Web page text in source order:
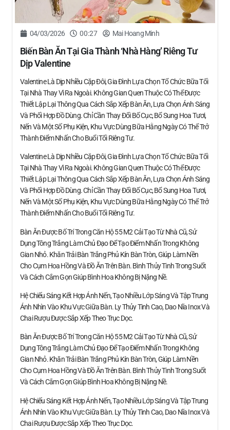
04/03/2026 00:27 Mai Hoang Minh
Biến Bàn Ăn Tại Gia Thành ‘nhà Hàng’ Riêng Tư
Dịp Valentine
Valentine Là Dịp Nhiều Cặp Đôi, Gia Đình Lựa Chọn Tổ Chức Bữa Tối
Tại Nhà Thay Vì Ra Ngoài. Không Gian Quen Thuộc Có Thể Được
Thiết Lập Lại Thông Qua Cách Sắp Xếp Bàn Ăn, Lựa Chọn Ánh Sáng
Và Phối Hợp Đồ Dùng. Chỉ Cần Thay Đổi Bố Cục, Bổ Sung Hoa Tươi,
Nến Và Một Số Phụ Kiện, Khu Vực Dùng Bữa Hằng Ngày Có Thể Trở
Thành Điểm Nhấn Cho Buổi Tối Riêng Tư.
Valentine Là Dịp Nhiều Cặp Đôi, Gia Đình Lựa Chọn Tổ Chức Bữa Tối
Tại Nhà Thay Vì Ra Ngoài. Không Gian Quen Thuộc Có Thể Được
Thiết Lập Lại Thông Qua Cách Sắp Xếp Bàn Ăn, Lựa Chọn Ánh Sáng
Và Phối Hợp Đồ Dùng. Chỉ Cần Thay Đổi Bố Cục, Bổ Sung Hoa Tươi,
Nến Và Một Số Phụ Kiện, Khu Vực Dùng Bữa Hằng Ngày Có Thể Trở
Thành Điểm Nhấn Cho Buổi Tối Riêng Tư.
Bàn Ăn Được Bố Trí Trong Căn Hộ 55 M2 Cải Tạo Từ Nhà Cũ, Sử
Dụng Tông Trắng Làm Chủ Đạo Để Tạo Điểm Nhấn Trong Không
Gian Nhỏ. Khăn Trải Bàn Trắng Phủ Kín Bàn Tròn, Giúp Làm Nền
Cho Cụm Hoa Hồng Và Đồ Ăn Trên Bàn. Bình Thủy Tinh Trong Suốt
Và Cách Cắm Gọn Giúp Bình Hoa Không Bị Nặng Nề.
Hệ Chiếu Sáng Kết Hợp Ánh Nến, Tạo Nhiều Lớp Sáng Và Tập Trung
Ánh Nhìn Vào Khu Vực Giữa Bàn. Ly Thủy Tinh Cao, Dao Nĩa Inox Và
Chai Rượu Được Sắp Xếp Theo Trục Dọc.
Bàn Ăn Được Bố Trí Trong Căn Hộ 55 M2 Cải Tạo Từ Nhà Cũ, Sử
Dụng Tông Trắng Làm Chủ Đạo Để Tạo Điểm Nhấn Trong Không
Gian Nhỏ. Khăn Trải Bàn Trắng Phủ Kín Bàn Tròn, Giúp Làm Nền
Cho Cụm Hoa Hồng Và Đồ Ăn Trên Bàn. Bình Thủy Tinh Trong Suốt
Và Cách Cắm Gọn Giúp Bình Hoa Không Bị Nặng Nề.
Hệ Chiếu Sáng Kết Hợp Ánh Nến, Tạo Nhiều Lớp Sáng Và Tập Trung
Ánh Nhìn Vào Khu Vực Giữa Bàn. Ly Thủy Tinh Cao, Dao Nĩa Inox Và
Chai Rượu Được Sắp Xếp Theo Trục Dọc.